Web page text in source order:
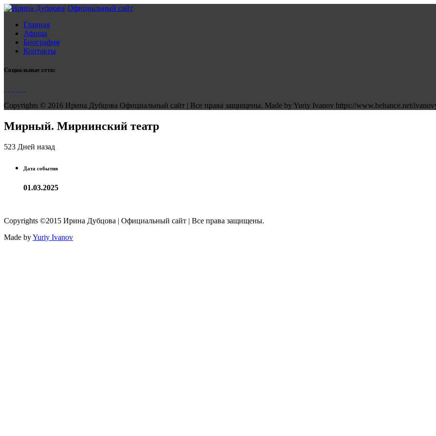
Главная
Афиша
Биография
Контакты
Социальные сети:
Copyrights © 2016 Ирина Дубцова Официальный сайт | Все права защищены. Made by Yuriy Ivanov https://www.behance.net/
Мирный. Мирнинский театр
523 Дней назад
Дата события
01.03.2025
Copyrights ©2015 Ирина Дубцова | Официальный сайт | Все права защищены.
Made byYuriy Ivanov